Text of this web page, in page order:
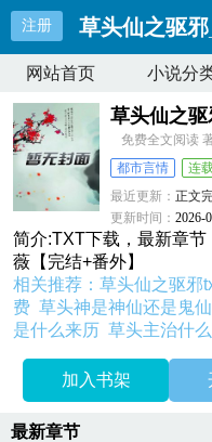
注册 草头仙之驱邪
网站首页 小说分
草头仙之驱
免费全文阅读
都市言情
连
最近更新：正文
更新时间：2026-
简介:TXT下载，最新章
薇【完结+番外】
相关推荐：草头仙之驱
费草头神是神仙还是鬼
是什么来历草头主治什
加入书架
最新章节